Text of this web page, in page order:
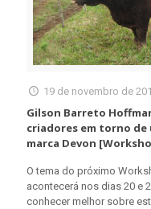
19 de novembro de
Gilson Barreto
criadores em torno
marca Devon
O tema do próximo
acontecerá nos dias 20 e
conhecer melhor sobre